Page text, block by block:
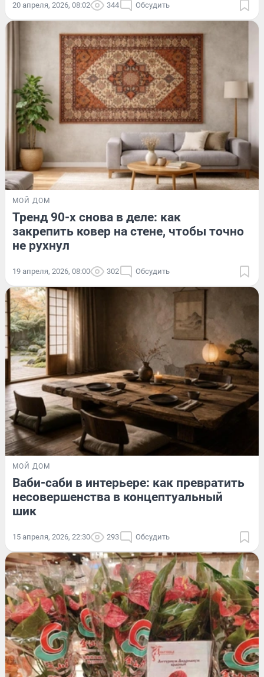
20 апреля, 2026, 08:02 344 Обсудить
МОЙ ДОМ
Тренд 90-х снова в деле: как
закрепить ковер на стене, чтобы точно
не рухнул
19 апреля, 2026, 08:00 302 Обсудить
МОЙ ДОМ
Ваби-саби в интерьере: как превратить
несовершенства в концептуальный
шик
15 апреля, 2026, 22:30 293 Обсудить